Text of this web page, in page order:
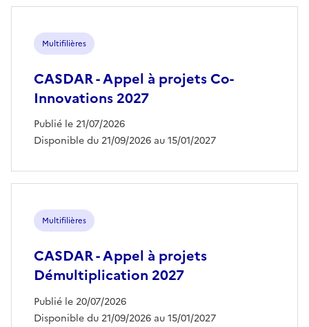
Multifilières
CASDAR - Appel à projets Co-
Innovations 2027
Publié le 21/07/2026
Disponible du 21/09/2026 au 15/01/2027
Multifilières
CASDAR - Appel à projets
Démultiplication 2027
Publié le 20/07/2026
Disponible du 21/09/2026 au 15/01/2027